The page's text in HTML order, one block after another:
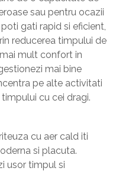
sau pentru ocazii
gati rapid si eficient,
reducerea timpului de
mult confort in
mai bine
pe alte activitati
cu cei dragi.
cu aer cald iti
si placuta.
usor timpul si